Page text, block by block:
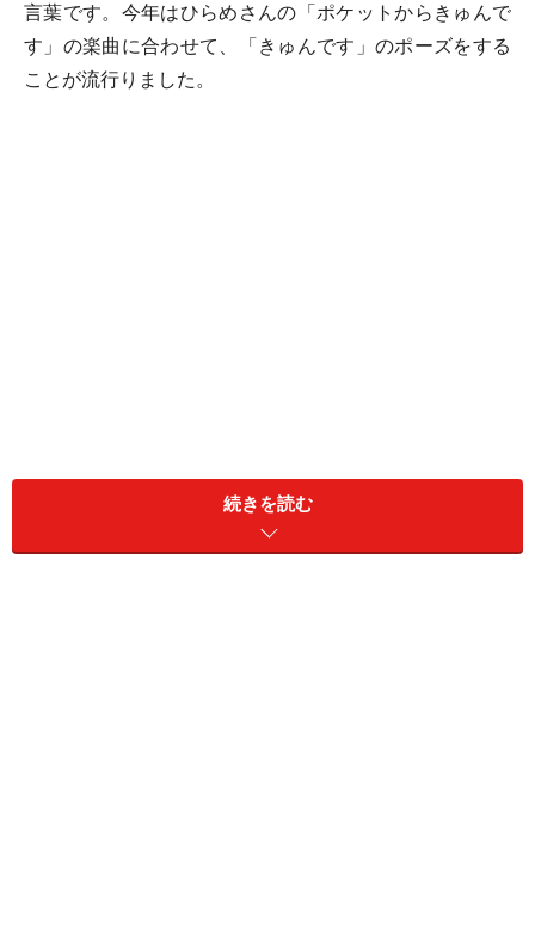
言葉です。今年はひらめさんの「ポケットからきゅんで
す」の楽曲に合わせて、「きゅんです」のポーズをする
ことが流行りました。
そのポーズとは、親指と人差し指をクロスさせてハート
を作ることで、数年以上前からプリントシール機で撮影
続きを読む